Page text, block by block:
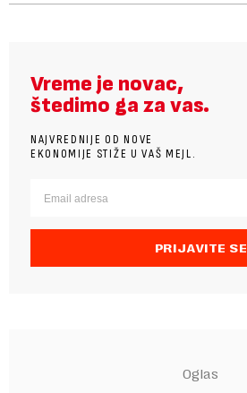
Vreme je novac,
štedimo ga za vas.
NAJVREDNIJE OD NOVE
EKONOMIJE STIŽE U VAŠ MEJL.
PRIJAVITE SE